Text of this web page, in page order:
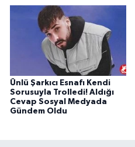
Ünlü Şarkıcı Esnafı Kendi
Sorusuyla Trolledi! Aldığı
Cevap Sosyal Medyada
Gündem Oldu